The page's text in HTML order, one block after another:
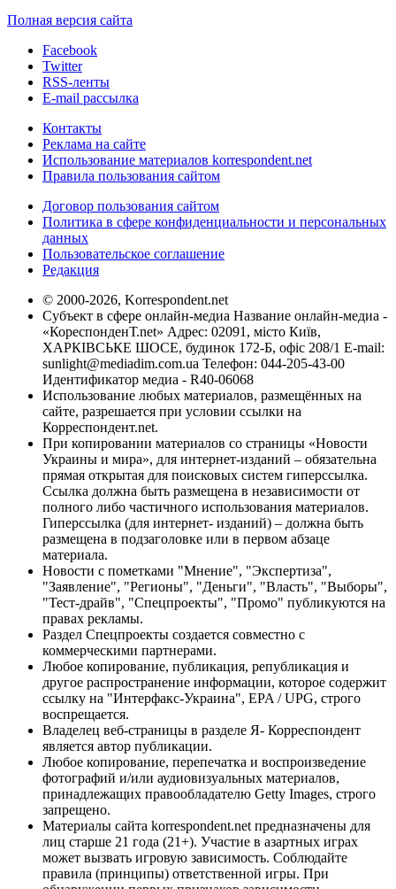
Полная версия сайта
Facebook
Twitter
RSS-ленты
E-mail рассылка
Контакты
Реклама на сайте
Использование материалов korrespondent.net
Правила пользования сайтом
Договор пользования сайтом
Политика в сфере конфиденциальности и персональных
данных
Пользовательское соглашение
Редакция
© 2000-2026, Korrespondent.net
Субъект в сфере онлайн-медиа Название онлайн-медиа -
«КореспонденТ.net» Адрес: 02091, місто Київ,
ХАРКІВСЬКЕ ШОСЕ, будинок 172-Б, офіс 208/1 E-mail:
sunlight@mediadim.com.ua Телефон: 044-205-43-00
Идентификатор медиа - R40-06068
Использование любых материалов, размещённых на
сайте, разрешается при условии ссылки на
Корреспондент.net.
При копировании материалов со страницы «Новости
Украины и мира», для интернет-изданий – обязательна
прямая открытая для поисковых систем гиперссылка.
Ссылка должна быть размещена в независимости от
полного либо частичного использования материалов.
Гиперссылка (для интернет- изданий) – должна быть
размещена в подзаголовке или в первом абзаце
материала.
Новости с пометками "Мнение", "Экспертиза",
"Заявление", "Регионы", "Деньги", "Власть", "Выборы",
"Тест-драйв", "Спецпроекты", "Промо" публикуются на
правах рекламы.
Раздел Спецпроекты создается совместно с
коммерческими партнерами.
Любое копирование, публикация, републикация и
другое распространение информации, которое содержит
ссылку на "Интерфакс-Украина", EPA / UPG, строго
воспрещается.
Владелец веб-страницы в разделе Я- Корреспондент
является автор публикации.
Любое копирование, перепечатка и воспроизведение
фотографий и/или аудиовизуальных материалов,
принадлежащих правообладателю Getty Images, строго
запрещено.
Материалы сайта korrespondent.net предназначены для
лиц старше 21 года (21+). Участие в азартных играх
может вызвать игровую зависимость. Соблюдайте
правила (принципы) ответственной игры. При